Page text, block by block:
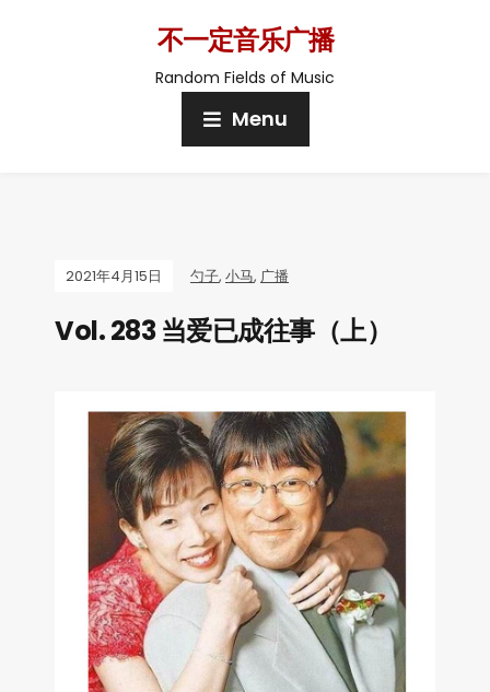
不一定音乐广播
Random Fields of Music
Menu
2021年4月15日 勺子, 小马, 广播
Vol. 283 当爱已成往事（上）